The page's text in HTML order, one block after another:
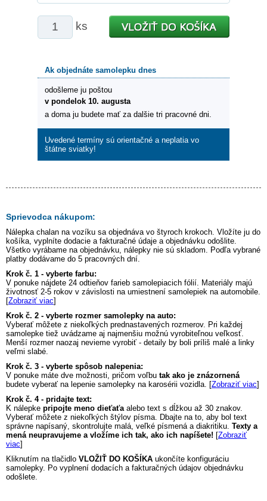
ks
Ak objednáte samolepku dnes
odošleme ju poštou
v pondelok 10. augusta
a doma ju budete mať za dalšie tri pracovné dni.
Uvedené termíny sú orientačné a neplatia vo
štátne sviatky!
Sprievodca nákupom:
Nálepka chalan na vozíku sa objednáva vo štyroch krokoch. Vložíte ju do
košíka, vyplníte dodacie a fakturačné údaje a objednávku odošlite.
Všetko vyrábame na objednávku, nálepky nie sú skladom. Podľa vybrané
platby dodávame do 5 pracovných dní.
Krok č. 1 - vyberte farbu:
V ponuke nájdete 24 odtieňov farieb samolepiacich fólií. Materiály majú
životnosť 2-5 rokov v závislosti na umiestnení samolepiek na automobile.
[Zobraziť viac]
Krok č. 2 - vyberte rozmer samolepky na auto:
Vyberať môžete z niekoľkých prednastavených rozmerov. Pri každej
samolepke tiež uvádzame aj najmenšiu možnú vyrobiteľnou veľkosť.
Menší rozmer naozaj nevieme vyrobiť - detaily by boli príliš malé a linky
veľmi slabé.
Krok č. 3 - vyberte spôsob nalepenia:
V ponuke máte dve možnosti, pričom voľbu tak ako je znázornená
budete vyberať na lepenie samolepky na karosérii vozidla. [Zobraziť viac]
Krok č. 4 - pridajte text:
K nálepke pripojte meno dieťaťaalebo text s dĺžkou až 30 znakov.
Vyberať môžete z niekoľkých štýlov písma. Dbajte na to, aby bol text
správne napísaný, skontrolujte malá, veľké písmená a diakritiku. Texty a
mená neupravujeme a vložíme ich tak, ako ich napíšete! [Zobraziť
viac]
Kliknutím na tlačidlo VLOŽIŤ DO KOŠÍKA ukončíte konfiguráciu
samolepky. Po vyplnení dodacích a fakturačných údajov objednávku
odošlete.